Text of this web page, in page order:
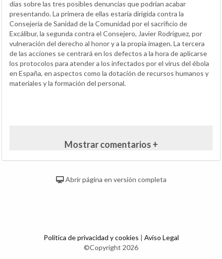
días sobre las tres posibles denuncias que podrían acabar
presentando. La primera de ellas estaría dirigida contra la
Consejería de Sanidad de la Comunidad por el sacrificio de
Excálibur, la segunda contra el Consejero, Javier Rodríguez, por
vulneración del derecho al honor y a la propia imagen. La tercera
de las acciones se centrará en los defectos a la hora de aplicarse
los protocolos para atender a los infectados por el virus del ébola
en España, en aspectos como la dotación de recursos humanos y
materiales y la formación del personal.
Mostrar comentarios +
Abrir página en versión completa
Política de privacidad y cookies | Aviso Legal
©Copyright 2026